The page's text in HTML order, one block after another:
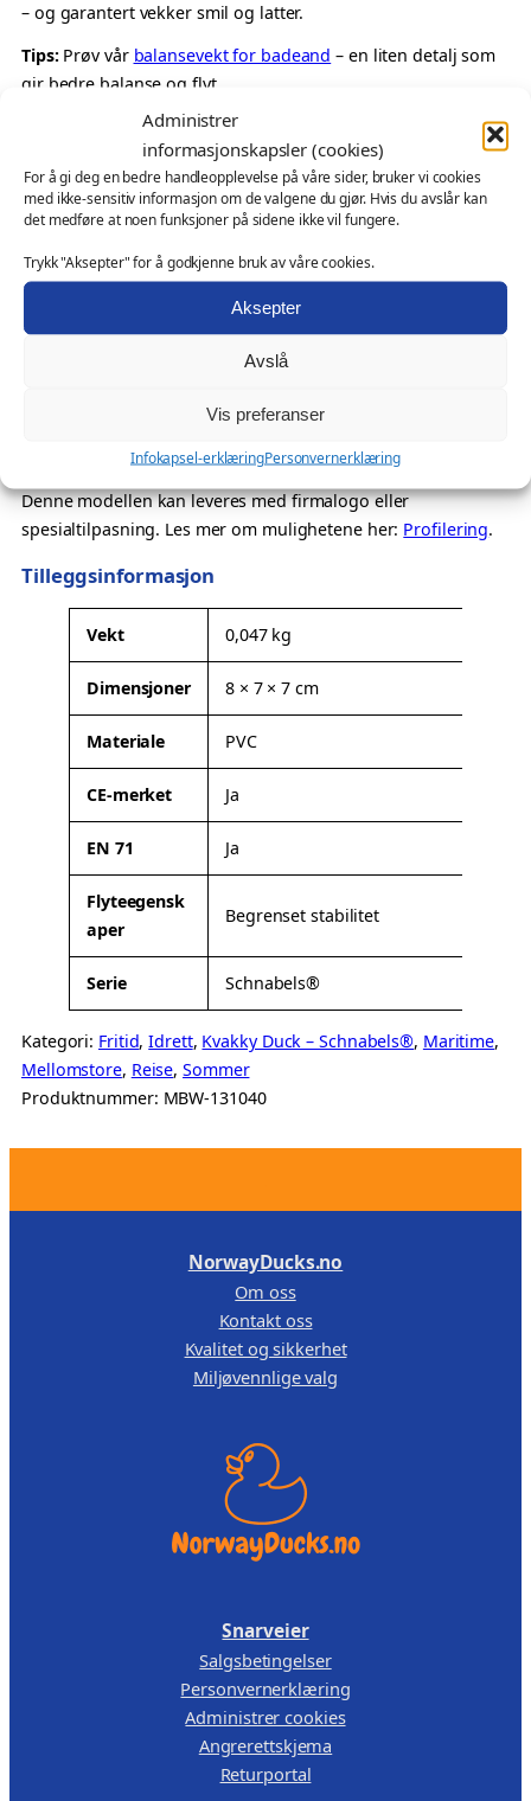
Administrer
informasjonskapsler (cookies)
For å gi deg en bedre handleopplevelse på våre sider, bruker vi cookies
med ikke-sensitiv informasjon om de valgene du gjør. Hvis du avslår kan
det medføre at noen funksjoner på sidene ikke vil fungere.
Trykk "Aksepter" for å godkjenne bruk av våre cookies.
Aksepter
Avslå
Vis preferanser
Infokapsel-erklæringPersonvernerklæring
– og garantert vekker smil og latter.
Tips:Prøv vår balansevekt for badeand – en liten detalj som
gir bedre balanse og flyt.
Gave til dykker eller eventyrlysten
En detalj med maritimt preg
Oppmerksomhet med utforskerfølelse
Samlerobjekt med tydelig karakter
profilprodukt for kampanjer, events og gavebutikker
kundegave – med eller uten logo
Ønsker du profilering?
Denne modellen kan leveres med firmalogo eller
spesialtilpasning. Les mer om mulighetene her: Profilering.
Tilleggsinformasjon
A
t
t
ri
b
u
t
e
e
d
i
Vekt 0,047 kg
Dimensjoner 8 × 7 × 7 cm
Materiale PVC
CE-merket Ja
EN 71 Ja
Flyteegensk
aper
Begrenset stabilitet
Serie Schnabels®
Kategori: Fritid, Idrett, Kvakky Duck – Schnabels®, Maritime
Mellomstore, Reise, Sommer
Produktnummer: MBW-131040
NorwayDucks.no
Om oss
Kontakt oss
Kvalitet og sikkerhet
Miljøvennlige valg
Snarveier
Salgsbetingelser
Personvernerklæring
Administrer cookies
Angrerettskjema
Returportal